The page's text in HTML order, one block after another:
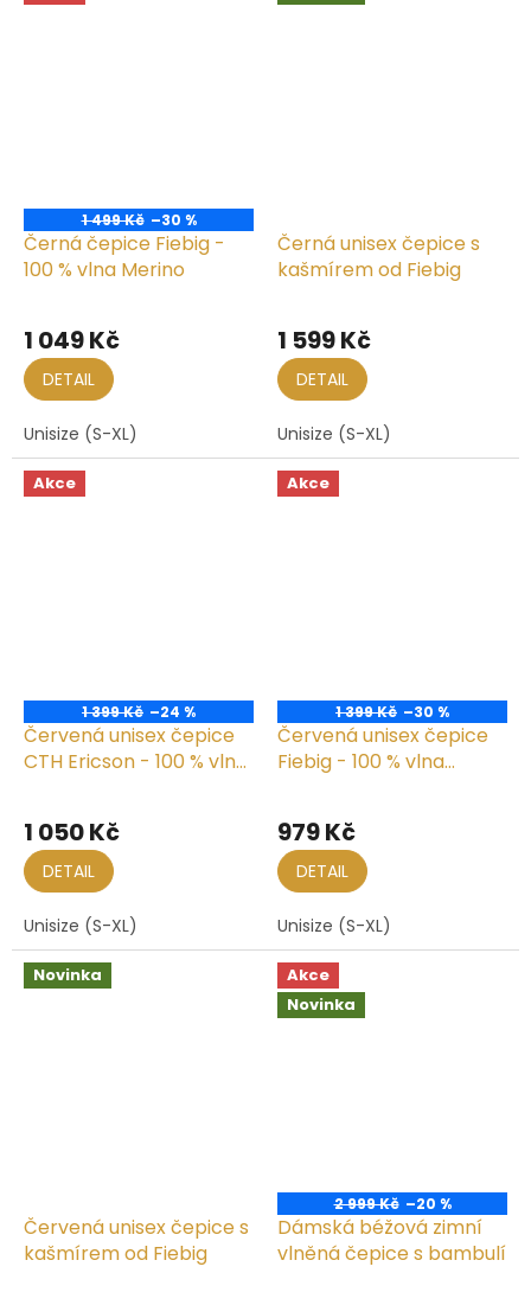
1 499 Kč –30 %
Černá čepice Fiebig -
100 % vlna Merino
1 049 Kč
DETAIL
Unisize (S-XL)
Černá unisex čepice s
kašmírem od Fiebig
1 599 Kč
DETAIL
Unisize (S-XL)
Akce
1 399 Kč –24 %
Červená unisex čepice
CTH Ericson - 100 % vlna
1 050 Kč
DETAIL
Unisize (S-XL)
Akce
1 399 Kč –30 %
Červená unisex čepice
Fiebig - 100 % vlna
979 Kč
DETAIL
Unisize (S-XL)
Novinka
Červená unisex čepice s
kašmírem od Fiebig
Akce
Novinka
2 999 Kč –20 %
Dámská béžová zimní
vlněná čepice s bambulí